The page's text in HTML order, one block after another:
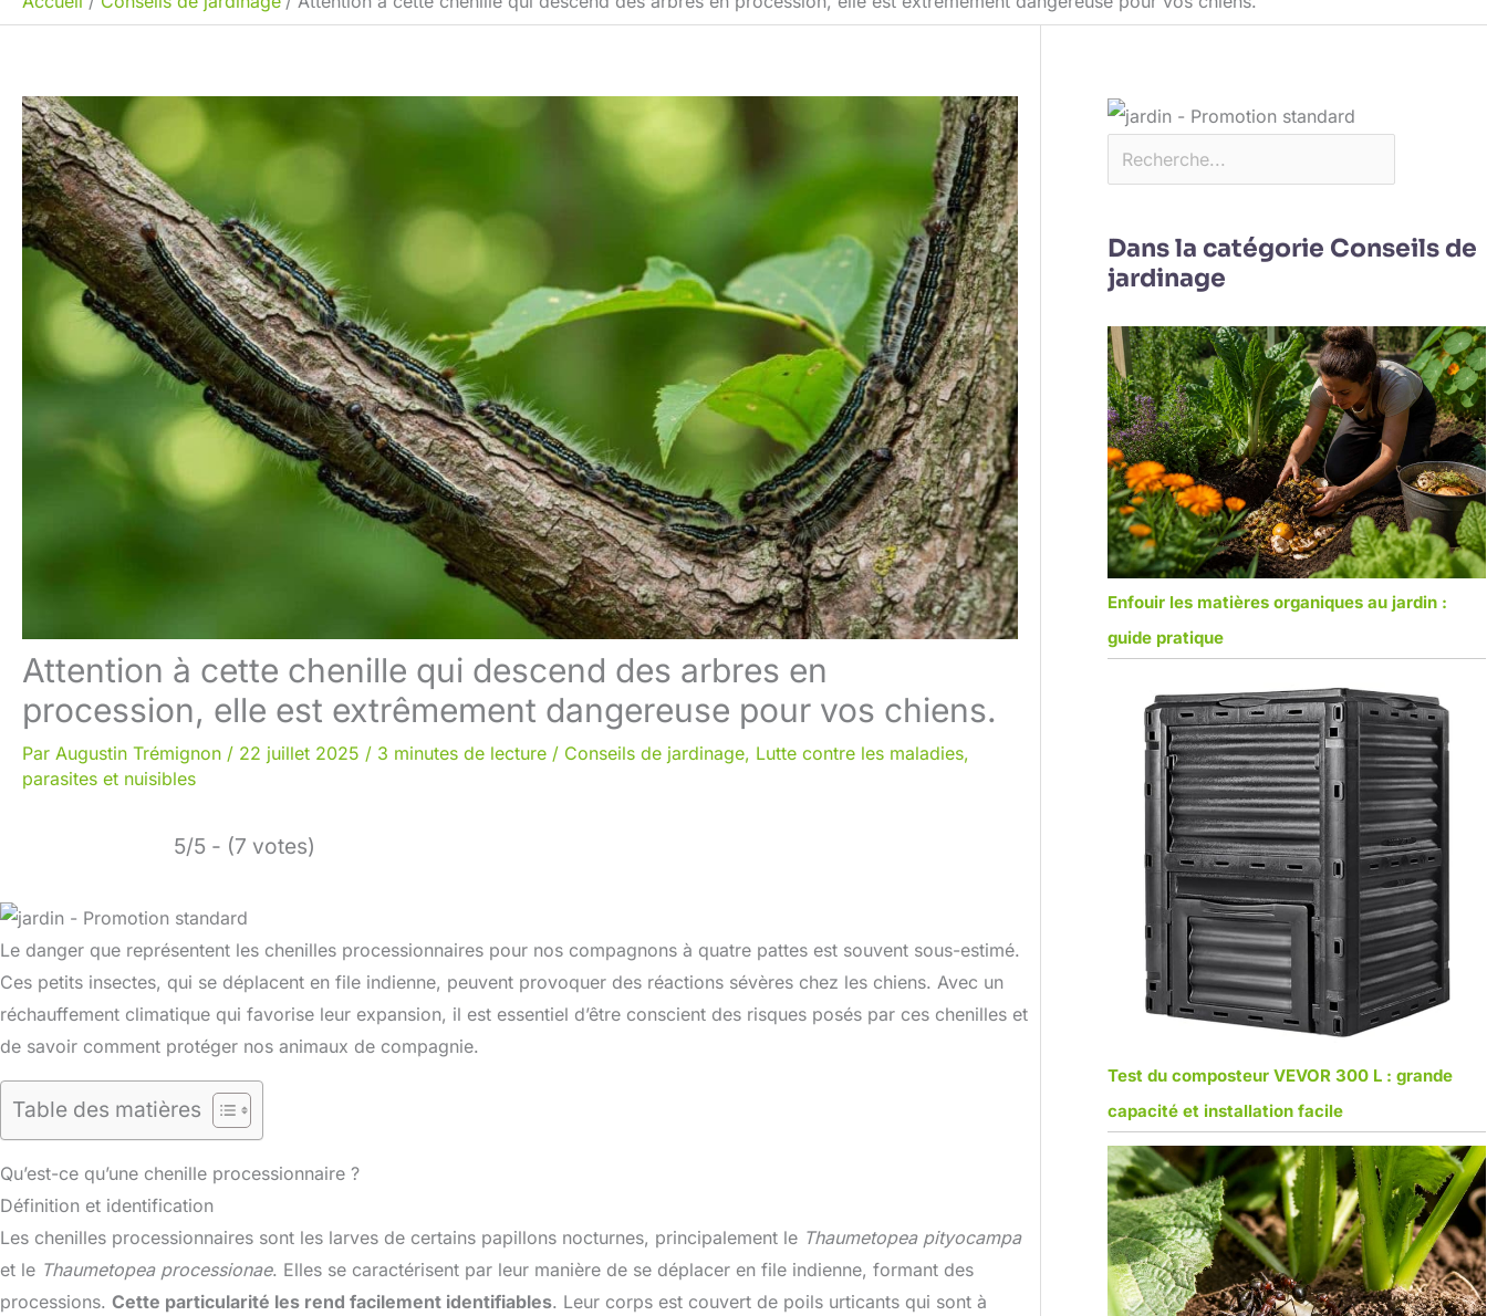
Attention à cette chenille qui descend des arbres en
procession, elle est extrêmement dangereuse pour vos chiens.
Par Augustin Trémignon / 22 juillet 2025 / 3 minutes de lecture / Conseils de jardinage, Lutte contre les maladies,
parasites et nuisibles
5/5 - (7 votes)
Le danger que représentent les chenilles processionnaires pour nos compagnons à quatre pattes est souvent sous-estimé.
Ces petits insectes, qui se déplacent en file indienne, peuvent provoquer des réactions sévères chez les chiens. Avec un
réchauffement climatique qui favorise leur expansion, il est essentiel d’être conscient des risques posés par ces chenilles et
de savoir comment protéger nos animaux de compagnie.
Table des matières
Qu’est-ce qu’une chenille processionnaire ?
Définition et identification
Les chenilles processionnaires sont les larves de certains papillons nocturnes, principalement le Thaumetopea pityocampa
et le Thaumetopea processionae. Elles se caractérisent par leur manière de se déplacer en file indienne, formant des
processions. Cette particularité les rend facilement identifiables. Leur corps est couvert de poils urticants qui sont à
Dans la catégorie Conseils de
jardinage
Enfouir les matières organiques au jardin :
guide pratique
Test du composteur VEVOR 300 L : grande
capacité et installation facile